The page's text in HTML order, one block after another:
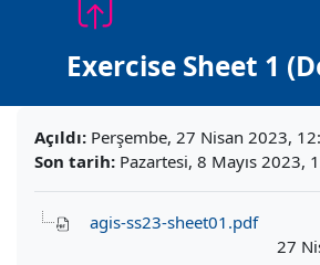
Exercise Sheet 1
8.)
Açıldı: Perşembe, 27 Nisan 2023,
Son tarih: Pazartesi, 8 Mayıs 2023,
agis-ss23-sheet01.pdf
27